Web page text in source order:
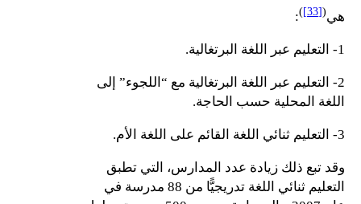
هي(
[33]
)
:
1- التعليم عبر اللغة البرتغالية.
2- التعليم عبر اللغة البرتغالية مع “اللجوء” إلى
اللغة المحلية حسب الحاجة.
3- التعليم ثنائي اللغة القائم على اللغة الأم.
وقد تبع ذلك زيادة عدد المدارس، التي تطبق
التعليم ثنائي اللغة تدريجيًّا من 88 مدرسة في